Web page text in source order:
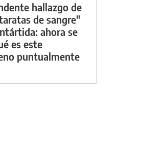
hallazgo de
de sangre"
ahora se
es este
puntualmente